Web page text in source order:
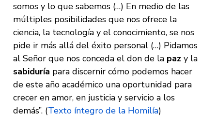
somos y lo que sabemos (…) En medio de las
múltiples posibilidades que nos ofrece la
ciencia, la tecnología y el conocimiento, se nos
pide ir más allá del éxito personal (…) Pidamos
al Señor que nos conceda el don de la paz y la
sabiduría para discernir cómo podemos hacer
de este año académico una oportunidad para
crecer en amor, en justicia y servicio a los
demás”. (Texto íntegro de la Homilía)